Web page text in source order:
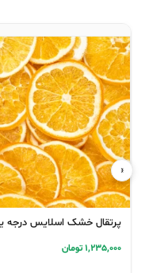
پرتقال خشک اسلایس درجه
1,235,000 تومان
‹›